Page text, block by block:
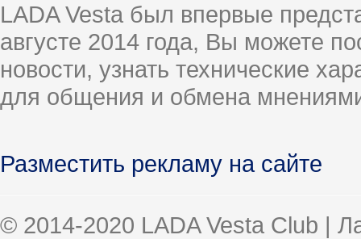
LADA Vesta был впервые
августе 2014 года, Вы можете
новости, узнать технические
для общения и обмена
Разместить рекламу на сайте
© 2014-2020 LADA Vesta Club |